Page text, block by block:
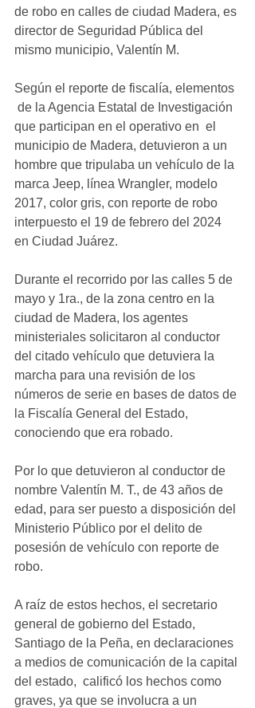
de robo en calles de ciudad Madera, es
director de Seguridad Pública del
mismo municipio, Valentín M.
Según el reporte de fiscalía, elementos
de la Agencia Estatal de Investigación
que participan en el operativo en  el
municipio de Madera, detuvieron a un
hombre que tripulaba un vehículo de la
marca Jeep, línea Wrangler, modelo
2017, color gris, con reporte de robo
interpuesto el 19 de febrero del 2024
en Ciudad Juárez.
Durante el recorrido por las calles 5 de
mayo y 1ra., de la zona centro en la
ciudad de Madera, los agentes
ministeriales solicitaron al conductor
del citado vehículo que detuviera la
marcha para una revisión de los
números de serie en bases de datos de
la Fiscalía General del Estado,
conociendo que era robado.
Por lo que detuvieron al conductor de
nombre Valentín M. T., de 43 años de
edad, para ser puesto a disposición del
Ministerio Público por el delito de
posesión de vehículo con reporte de
robo.
A raíz de estos hechos, el secretario
general de gobierno del Estado,
Santiago de la Peña, en declaraciones
a medios de comunicación de la capital
del estado,  calificó los hechos como
graves, ya que se involucra a un